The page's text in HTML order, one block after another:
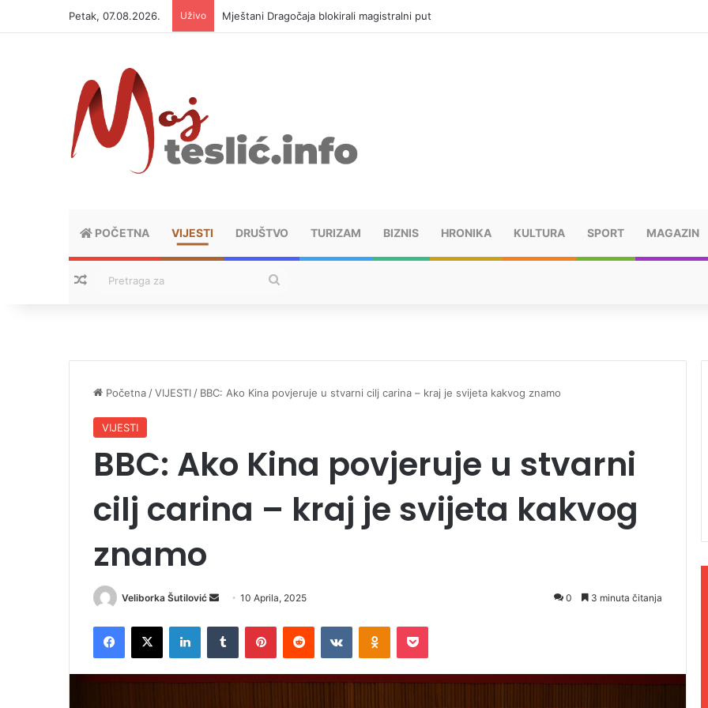
Petak, 07.08.2026. Uživo Helikopter ponovo gasi vatru u selima kod Trebinja
POČETNA VIJESTI DRUŠTVO TURIZAM BIZNIS HRONIKA KULTURA SPORT MAGAZIN
Nasumični tekstovi
Početna/VIJESTI/ BBC: Ako Kina povjeruje u stvarni cilj carina – kraj je svijeta kakvog znamo
VIJESTI
BBC: Ako Kina povjeruje u stvarni
cilj carina – kraj je svijeta kakvog
znamo
Veliborka Šutilović
n
a
10 Aprila, 2025 0 3 minuta čitanja